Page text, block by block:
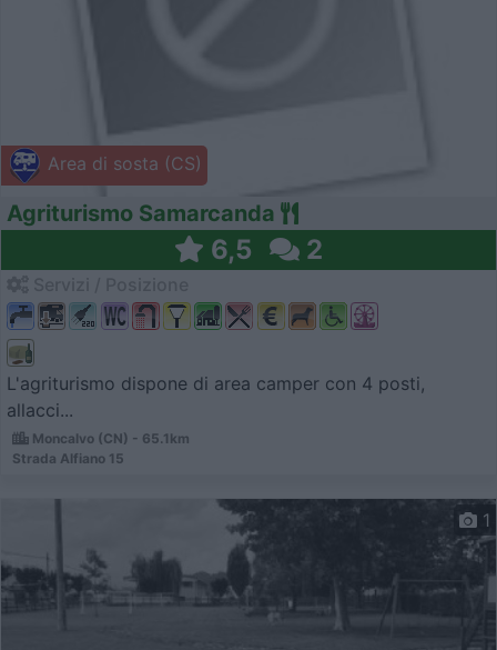
Area di sosta (CS)
Agriturismo Samarcanda
6,5 2
L'agriturismo dispone di area camper con 4 posti,
allacci...
Moncalvo (CN) - 65.1km
Strada Alfiano 15
1